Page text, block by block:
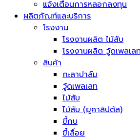
แจ้งเตือนการหลอกลงทุน
ผลิตภัณฑ์และบริการ
โรงงาน
โรงงานผลิต ไม้สับ
โรงงานผลิต วู้ดเพลเล
สินค้า
กะลาปาล์ม
วู้ดเพลเลท
ไม้สับ
ไม้สับ (ยูคาลิปตัส)
ขี้กบ
ขี้เลื่อย